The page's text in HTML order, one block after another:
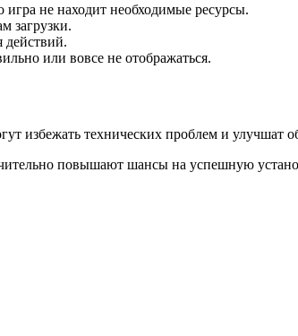
не находит необходимые ресурсы.
загрузки.
действий.
или вовсе не отображаться.
избежать технических проблем и улучшат
повышают шансы на успешную